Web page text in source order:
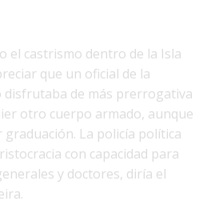
el castrismo dentro de la Isla
que un oficial de la
disfrutaba de más prerrogativa
otro cuerpo armado, aunque
La policía política
con capacidad para
y doctores, diría el